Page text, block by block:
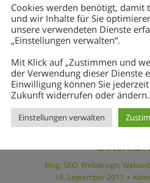
Blog, SEO, Webdesign,
16. September 2017
Cookies werden benötigt, damit
und wir Inhalte für Sie
unsere verwendeten Dienste
„Einstellungen verwalten“.
Mit Klick auf „Zustimmen und
der Verwendung dieser Dienste
Einwilligung können Sie
Zukunft widerrufen oder ändern.
Einstellungen verwalten